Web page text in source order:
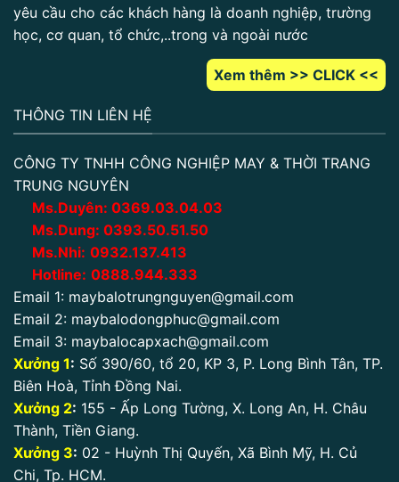
yêu cầu cho các khách hàng là doanh nghiệp, trường
học, cơ quan, tổ chức,..trong và ngoài nước
Xem thêm >> CLICK <<
THÔNG TIN LIÊN HỆ
CÔNG TY TNHH CÔNG NGHIỆP MAY & THỜI TRANG
TRUNG NGUYÊN
Ms.Duyên: 0369.03.04.03
Ms.Dung: 0393.50.51.50
Ms.Nhi: 0932.137.413
Hotline: 0888.944.333
Email 1: maybalotrungnguyen@gmail.com
Email 2: maybalodongphuc@gmail.com
Email 3: maybalocapxach@gmail.com
Xưởng 1: Số 390/60, tổ 20, KP 3, P. Long Bình Tân, TP.
Biên Hoà, Tỉnh Đồng Nai.
Xưởng 2: 155 - Ấp Long Tường, X. Long An, H. Châu
Thành, Tiền Giang.
Xưởng 3: 02 - Huỳnh Thị Quyến, Xã Bình Mỹ, H. Củ
Chi, Tp. HCM.